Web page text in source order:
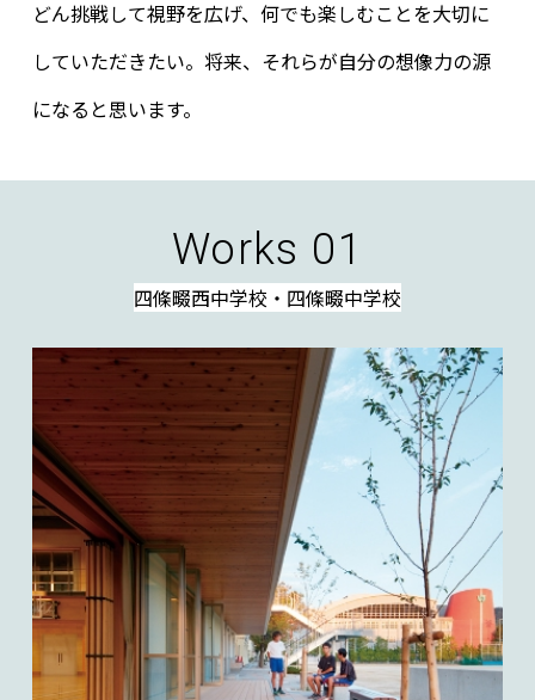
どん挑戦して視野を広げ、何でも楽しむことを大切に
していただきたい。将来、それらが自分の想像力の源
になると思います。
Works 01
四條畷西中学校・四條畷中学校